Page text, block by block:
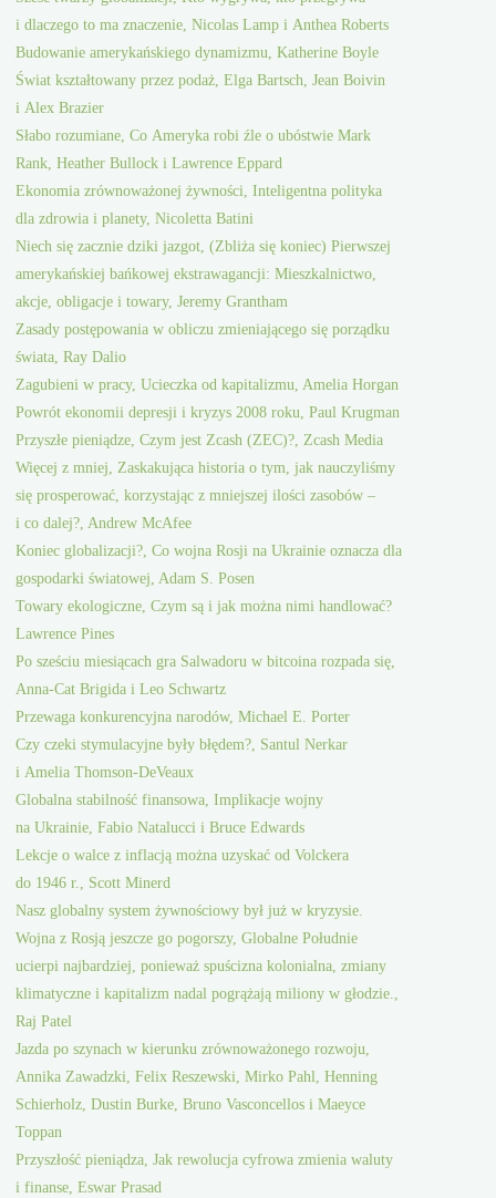
i dlaczego to ma znaczenie, Nicolas Lamp i Anthea Roberts
Budowanie amerykańskiego dynamizmu, Katherine Boyle
Świat kształtowany przez podaż, Elga Bartsch, Jean Boivin
i Alex Brazier
Słabo rozumiane, Co Ameryka robi źle o ubóstwie Mark
Rank, Heather Bullock i Lawrence Eppard
Ekonomia zrównoważonej żywności, Inteligentna polityka
dla zdrowia i planety, Nicoletta Batini
Niech się zacznie dziki jazgot, (Zbliża się koniec) Pierwszej
amerykańskiej bańkowej ekstrawagancji: Mieszkalnictwo,
akcje, obligacje i towary, Jeremy Grantham
Zasady postępowania w obliczu zmieniającego się porządku
świata, Ray Dalio
Zagubieni w pracy, Ucieczka od kapitalizmu, Amelia Horgan
Powrót ekonomii depresji i kryzys 2008 roku, Paul Krugman
Przyszłe pieniądze, Czym jest Zcash (ZEC)?, Zcash Media
Więcej z mniej, Zaskakująca historia o tym, jak nauczyliśmy
się prosperować, korzystając z mniejszej ilości zasobów –
i co dalej?, Andrew McAfee
Koniec globalizacji?, Co wojna Rosji na Ukrainie oznacza dla
gospodarki światowej, Adam S. Posen
Towary ekologiczne, Czym są i jak można nimi handlować?
Lawrence Pines
Po sześciu miesiącach gra Salwadoru w bitcoina rozpada się,
Anna-Cat Brigida i Leo Schwartz
Przewaga konkurencyjna narodów, Michael E. Porter
Czy czeki stymulacyjne były błędem?, Santul Nerkar
i Amelia Thomson-DeVeaux
Globalna stabilność finansowa, Implikacje wojny
na Ukrainie, Fabio Natalucci i Bruce Edwards
Lekcje o walce z inflacją można uzyskać od Volckera
do 1946 r., Scott Minerd
Nasz globalny system żywnościowy był już w kryzysie.
Wojna z Rosją jeszcze go pogorszy, Globalne Południe
ucierpi najbardziej, ponieważ spuścizna kolonialna, zmiany
klimatyczne i kapitalizm nadal pogrążają miliony w głodzie.,
Raj Patel
Jazda po szynach w kierunku zrównoważonego rozwoju,
Annika Zawadzki, Felix Reszewski, Mirko Pahl, Henning
Schierholz, Dustin Burke, Bruno Vasconcellos i Maeyce
Toppan
Przyszłość pieniądza, Jak rewolucja cyfrowa zmienia waluty
i finanse, Eswar Prasad